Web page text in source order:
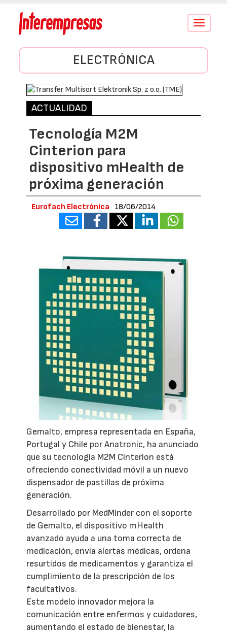
Conmutar
ELECTRÓNICA
ACTUALIDAD
Tecnología M2M
Cinterion para
dispositivo mHealth de
próxima generación
Eurofach Electrónica 18/06/2014
Gemalto, empresa representada en España,
Portugal y Chile por Anatronic, ha anunciado
que su tecnología M2M Cinterion está
ofreciendo conectividad móvil a un nuevo
dispensador de pastillas de próxima
generación.
Desarrollado por MedMinder con el soporte
de Gemalto, el dispositivo mHealth
avanzado ayuda a una toma correcta de
medicación, envía alertas médicas, ordena
resurtidos de medicamentos y garantiza el
cumplimiento de la prescripción de los
facultativos.
Este modelo innovador mejora la
comunicación entre enfermos y cuidadores,
aumentando el estado de bienestar, la